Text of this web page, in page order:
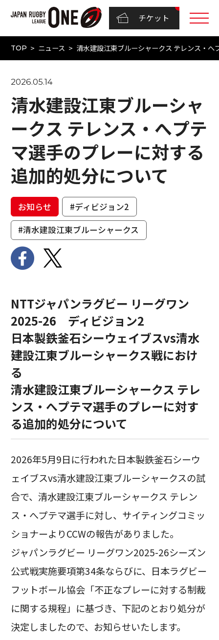
チケット
TOP ニュース 清水建設江東ブルーシャークス テレンス・
2026.05.14
清水建設江東ブルーシャ
ークス テレンス・へプテ
マ選手のプレーに対する
追加的処分について
お知らせ
#ディビジョン2
#清水建設江東ブルーシャークス
NTTジャパンラグビー リーグワン
2025-26 ディビジョン2
日本製鉄釜石シーウェイブスvs清水
建設江東ブルーシャークス戦におけ
る
清水建設江東ブルーシャークス テレ
ンス・へプテマ選手のプレーに対す
る追加的処分について
2026年5月9日に行われた日本製鉄釜石シーウ
ェイブスvs清水建設江東ブルーシャークスの試
合で、清水建設江東ブルーシャークス テレン
ス・へプテマ選手に対し、サイティングコミッ
ショナーよりCCWの報告がありました。
ジャパンラグビー リーグワン2025-26シーズン
公式戦実施要項第34条ならびに、日本ラグビー
フットボール協会「不正なプレーに対する制裁
に関する規程」に基づき、下記のとおり処分が
決定しましたので、お知らせいたします。